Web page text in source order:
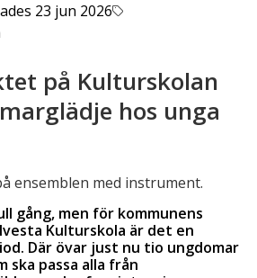
23 jun 2026
på Kulturskolan
hos unga
gång, men för kommunens
Kulturskola är det en
Där övar just nu tio ungdomar
ska passa alla från